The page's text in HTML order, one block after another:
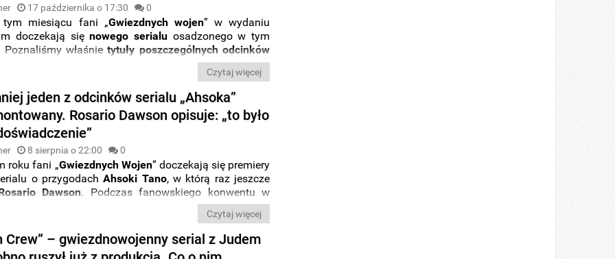
17 października o 17:30 0
tym miesiącu fani „Gwiezdnych wojen” w wydaniu
doczekają sięnowego serialuosadzonego w tym
Poznaliśmy właśnietytuły poszczególnych odcinków
”. Udostępniono teżpełną
głosowych
w produkcję.
Czytaj więcej
jeden z odcinków serialu „Ahsoka”
Rosario Dawson opisuje: „to było
8 sierpnia o 22:00 0
roku fani „Gwiezdnych Wojen” doczekają się premiery
o przygodach Ahsoki Tano, w którą raz jeszcze
Dawson. Podczas fanowskiego konwentu w
wyjawiła, na jakim etapie znajdują się
i jak na jeden z ukończonych częściowo odcinków
twórca serii,
Dave Filon i („Wojny klonów”).
Czytaj więcej
Crew” – gwiezdnowojenny serial z Judem